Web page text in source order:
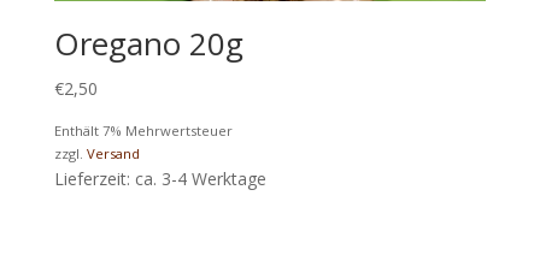
Oregano 20g
€2,50
Enthält 7% Mehrwertsteuer
zzgl. Versand
Lieferzeit: ca. 3-4 Werktage